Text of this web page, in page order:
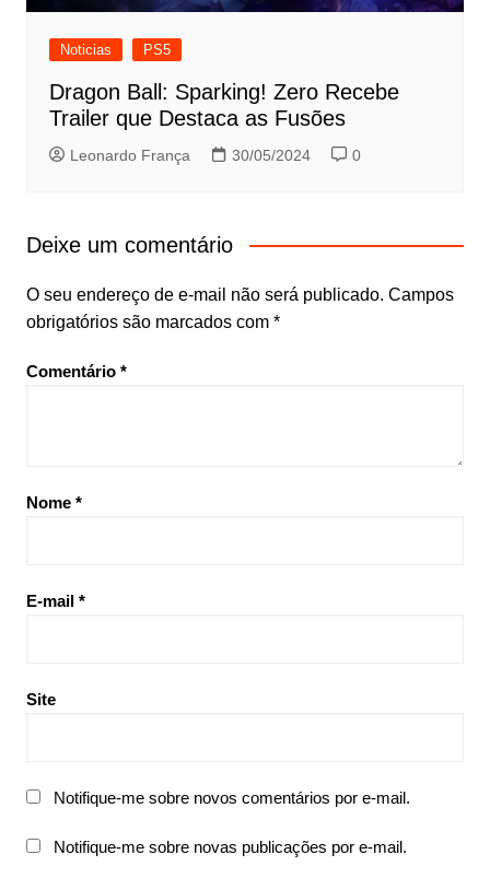
Noticias PS5
Dragon Ball: Sparking! Zero Recebe
Trailer que Destaca as Fusões
Leonardo França 30/05/2024 0
Deixe um comentário
O seu endereço de e-mail não será publicado. Campos
obrigatórios são marcados com *
Comentário *
Nome *
E-mail *
Site
Notifique-me sobre novos comentários por e-mail.
Notifique-me sobre novas publicações por e-mail.